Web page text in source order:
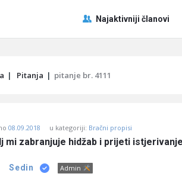
Pitaj
Učene
Navigacija
Najaktivniji članovi
| Pitanja | pitanje br. 4111
08.09.2018 u kategoriji: Bračni propisi
mi zabranjuje hidžab i prijeti
Sedin Admin